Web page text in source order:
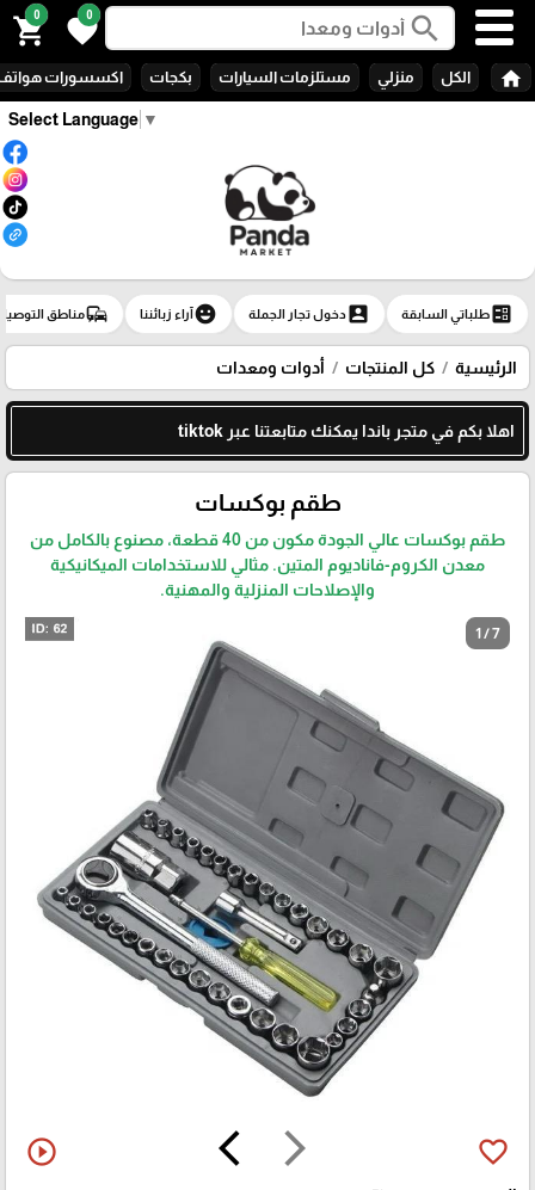
Select Language ▼
search
0
favorite
0
shopping_cart
home الكل منزلي مستلزمات السيارات بكجات اكسسورات
ballotطلباتي السابقة account_boxدخول تجار الجملة emoji_emotionsآراء زبائننا commuteمناطق
الرئيسية كل المنتجات أدوات ومعدات
اهلا بكم في متجر باندا يمكنك متابعتنا عبر tiktok
طقم بوكسات
طقم بوكسات عالي الجودة مكون من 40 قطعة، مصنوع بالكامل من
معدن الكروم-فاناديوم المتين. مثالي للاستخدامات الميكانيكية
والإصلاحات المنزلية والمهنية.
1 / 7
arrow_forward_ios
arrow_back_ios favorite_border
play_circle_outline